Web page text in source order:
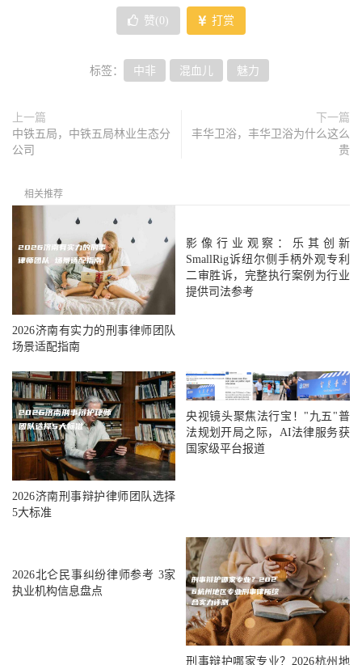
赞( 0 ) 打赏
标签： 中非 混血儿 魅力
上一篇
中铁五局，中铁五局林业生态分
公司
下一篇
丰华卫浴，丰华卫浴为什么这么
贵
相关推荐
2026济南有实力的刑事律师团队
场景适配指南
影像行业观察：乐其创新
SmallRig诉纽尔侧手柄外观专利
二审胜诉，完整执行案例为行业
提供司法参考
2026济南刑事辩护律师团队选择
5大标准
央视镜头聚焦法行宝！"九五"普
法规划开局之际，AI法律服务获
国家级平台报道
2026北仑民事纠纷律师参考 3家
执业机构信息盘点
刑事辩护哪家专业？2026杭州地